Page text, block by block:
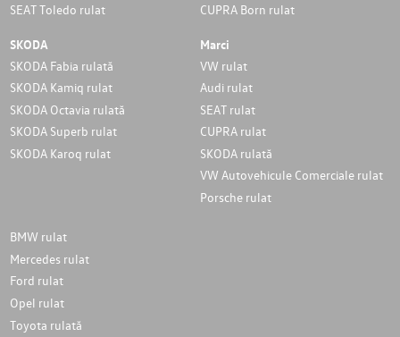
SEAT Toledo rulat
CUPRA Born rulat
SKODA
SKODA Fabia rulată
SKODA Kamiq rulat
SKODA Octavia rulată
SKODA Superb rulat
SKODA Karoq rulat
Marci
VW rulat
Audi rulat
SEAT rulat
CUPRA rulat
SKODA rulată
VW Autovehicule Comerciale rulat
Porsche rulat
BMW rulat
Mercedes rulat
Ford rulat
Opel rulat
Toyota rulată